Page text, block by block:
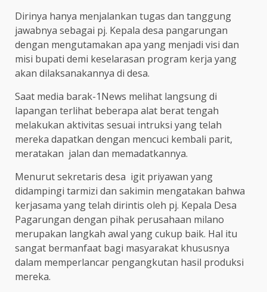
Dirinya hanya menjalankan tugas dan tanggung
jawabnya sebagai pj. Kepala desa pangarungan
dengan mengutamakan apa yang menjadi visi dan
misi bupati demi keselarasan program kerja yang
akan dilaksanakannya di desa.
Saat media barak-1News melihat langsung di
lapangan terlihat beberapa alat berat tengah
melakukan aktivitas sesuai intruksi yang telah
mereka dapatkan dengan mencuci kembali parit,
meratakan jalan dan memadatkannya.
Menurut sekretaris desa igit priyawan yang
didampingi tarmizi dan sakimin mengatakan bahwa
kerjasama yang telah dirintis oleh pj. Kepala Desa
Pagarungan dengan pihak perusahaan milano
merupakan langkah awal yang cukup baik. Hal itu
sangat bermanfaat bagi masyarakat khususnya
dalam memperlancar pengangkutan hasil produksi
mereka.